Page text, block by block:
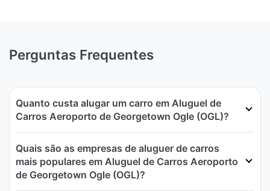
Perguntas Frequentes
Quanto custa alugar um carro em Aluguel de
Carros Aeroporto de Georgetown Ogle (OGL)?
Quais são as empresas de aluguer de carros
mais populares em Aluguel de Carros Aeroporto
de Georgetown Ogle (OGL)?